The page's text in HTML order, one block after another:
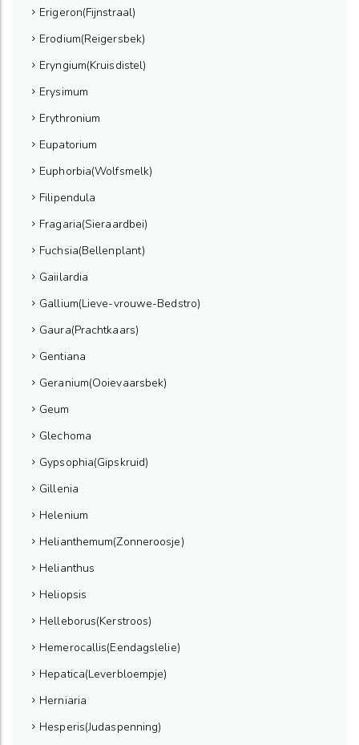
Erigeron(Fijnstraal)
Erodium(Reigersbek)
Eryngium(Kruisdistel)
Erysimum
Erythronium
Eupatorium
Euphorbia(Wolfsmelk)
Filipendula
Fragaria(Sieraardbei)
Fuchsia(Bellenplant)
Gaiilardia
Gallium(Lieve-vrouwe-Bedstro)
Gaura(Prachtkaars)
Gentiana
Geranium(Ooievaarsbek)
Geum
Glechoma
Gypsophia(Gipskruid)
Gillenia
Helenium
Helianthemum(Zonneroosje)
Helianthus
Heliopsis
Helleborus(Kerstroos)
Hemerocallis(Eendagslelie)
Hepatica(Leverbloempje)
Herniaria
Hesperis(Judaspenning)